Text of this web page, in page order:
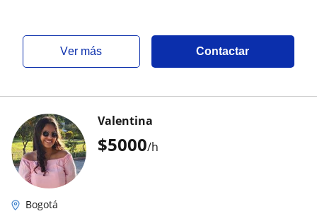
ver más Contactar
$5000/h
Valentina
Bogotá